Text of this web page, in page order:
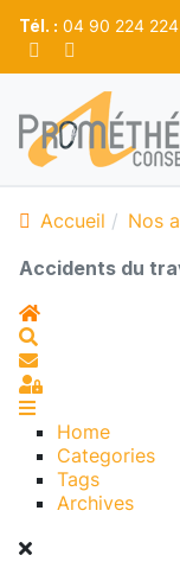
Tél. : 04 90 224
Accueil Nos
Accidents du
Home
S'abonner au
Sign In
Home
Categories
Tags
Archives